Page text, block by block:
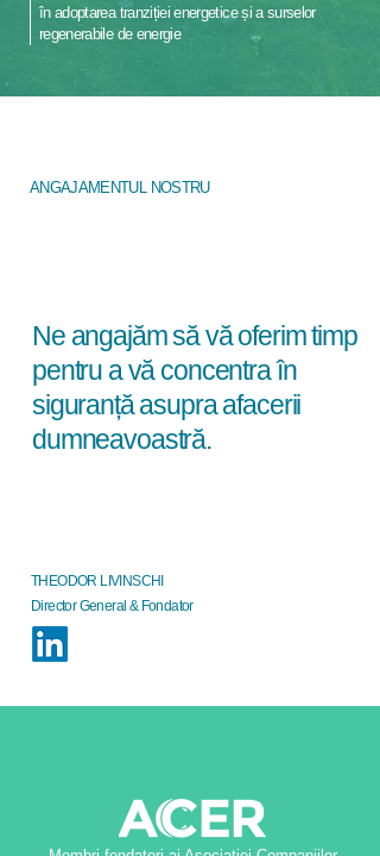
în adoptarea tranziției energetice și a surselor
regenerabile de energie
ANGAJAMENTUL NOSTRU
Ne angajăm să vă oferim timp
pentru a vă concentra în
siguranță asupra afacerii
dumneavoastră.
THEODOR LIVINSCHI
Director General & Fondator